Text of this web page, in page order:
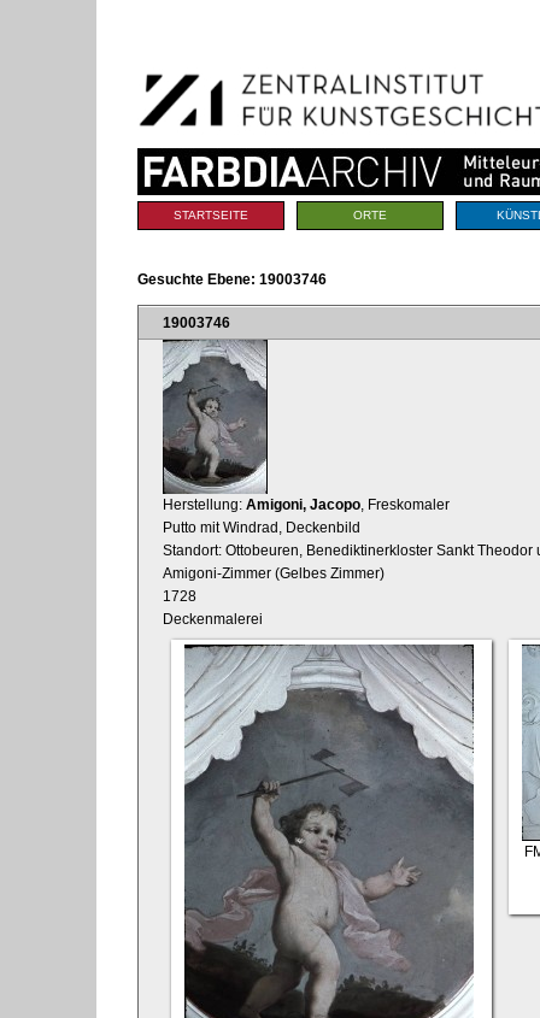
Navigation
Sektionen
STARTSEITE ORTE
Gesuchte Ebene: 19003746
19003746
Herstellung: Amigoni, Jacopo , Freskomaler
Putto mit Windrad, Deckenbild
Standort: Ottobeuren, Benediktinerkloster Sankt
Amigoni-Zimmer (Gelbes Zimmer)
1728
Deckenmalerei